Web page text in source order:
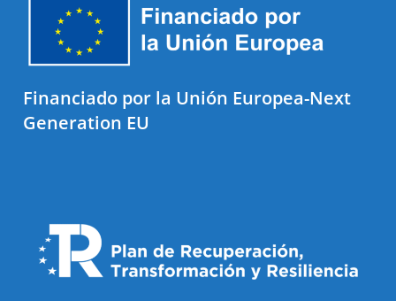
Financiado por la Unión Europea-Next
Generation EU